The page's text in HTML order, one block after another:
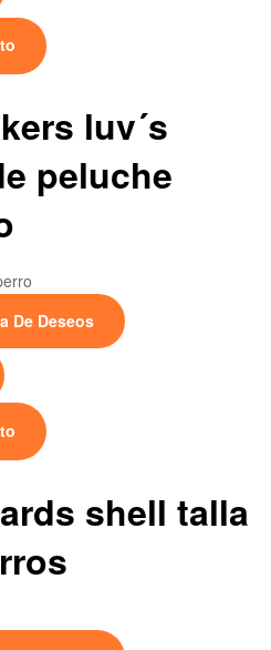
de
luv´s
peluche
De Deseos
shell talla